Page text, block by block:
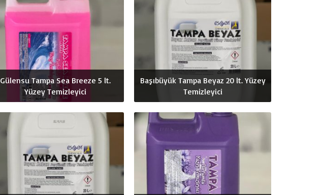
Gülensu Tampa Sea Breeze 5 lt.
Yüzey Temizleyici
Başıbüyük Tampa Beyaz 20 lt. Yüzey
Temizleyici